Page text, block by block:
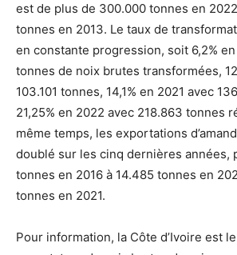
est de plus de 300.000 tonnes en
tonnes en 2013. Le taux de
en constante progression, soit 6,2%
tonnes de noix brutes transformées,
103.101 tonnes, 14,1% en 2021 avec
21,25% en 2022 avec 218.863 tonnes
même temps, les exportations
doublé sur les cinq dernières années,
tonnes en 2016 à 14.485 tonnes en
tonnes en 2021.
Pour information, la Côte d’Ivoire est